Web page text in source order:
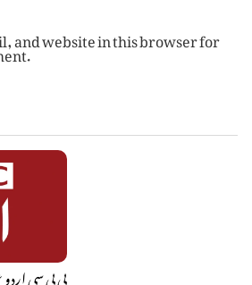
بی بی سی
and website in this browser for